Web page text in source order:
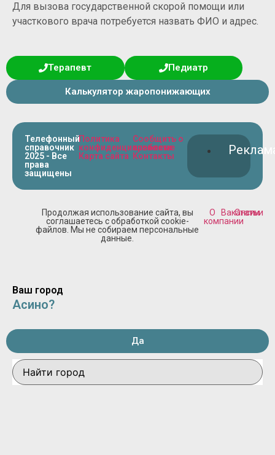
Для вызова государственной скорой помощи или
участкового врача потребуется назвать ФИО и адрес.
Терапевт Педиатр
Калькулятор жаропонижающих
Телефонный
справочник
2025 - Все
права
защищены
Политика
конфиденциальности
Карта сайта
Сообщить о
проблеме
Контакты
Продолжая использование сайта, вы
соглашаетесь с обработкой cookie-
файлов. Мы не собираем персональные
данные.
О
компании
Вакансии
Статьи
Ваш город
Асино?
Да